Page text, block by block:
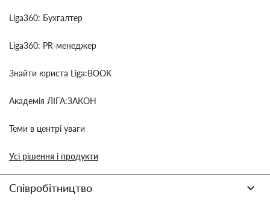
Liga360: Бухгалтер
Liga360: PR-менеджер
Знайти юриста Liga:BOOK
Академія ЛІГА:ЗАКОН
Теми в центрі уваги
Усі рішення і продукти
Співробітництво